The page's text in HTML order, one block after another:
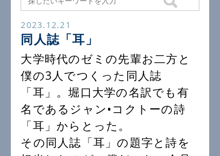
2023.12.21
同人誌「耳」
大学時代のゼミの先輩お二方と
僕の3人でつくった同人誌
「耳」。堀口大学の名訳でも有
名であるジャン•コクトーの詩
「耳」からとった。
その同人誌「耳」の題字と詩を